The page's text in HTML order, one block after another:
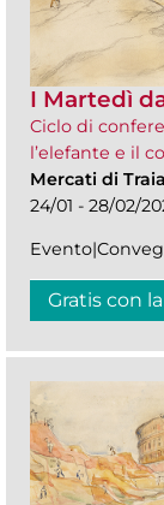
I Martedì
Ciclo di
l’elefante e il
Mercati di
24/01 - 28/02/
Gratis con